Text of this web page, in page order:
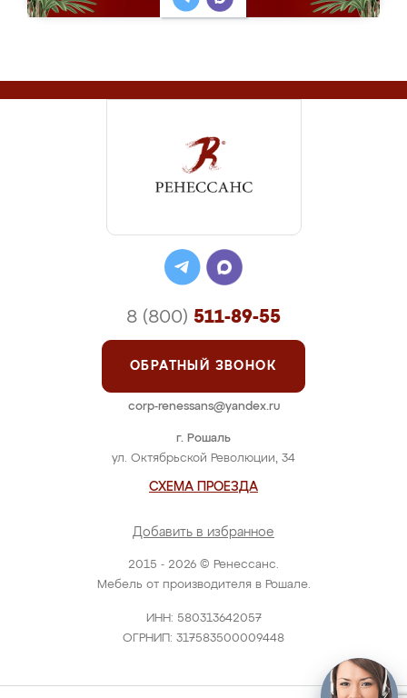
2015 - 2026 © Ренессанс.
Мебель от производителя в Рошале.
ИНН: 580313642057
ОГРНИП: 317583500009448
г. Рошаль
ул. Октябрьской Революции, 34
СХЕМА ПРОЕЗДА
Добавить в избранное
8 (800) 511-89-55
ОБРАТНЫЙ ЗВОНОК
corp-renessans@yandex.ru